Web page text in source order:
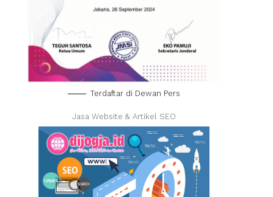
Terdaftar di Dewan Pers
Jasa Website & Artikel SEO